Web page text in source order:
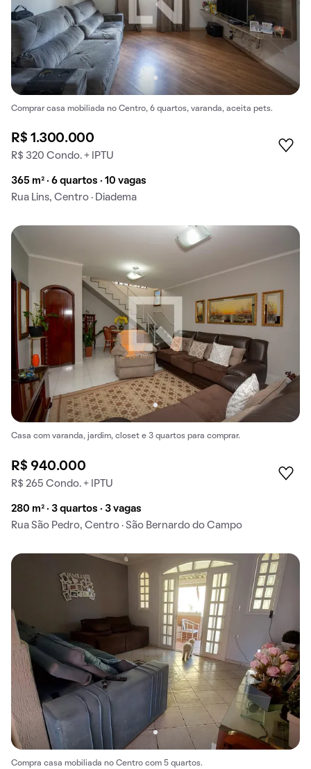
Comprar casa mobiliada no Centro, 6 quartos, varanda, aceita pets.
R$ 1.300.000
R$ 320 Condo. + IPTU
365 m² · 6 quartos · 10 vagas
Rua Lins, Centro · Diadema
Casa com varanda, jardim, closet e 3 quartos para comprar.
R$ 940.000
R$ 265 Condo. + IPTU
280 m² · 3 quartos · 3 vagas
Rua São Pedro, Centro · São Bernardo do Campo
Compra casa mobiliada no Centro com 5 quartos.